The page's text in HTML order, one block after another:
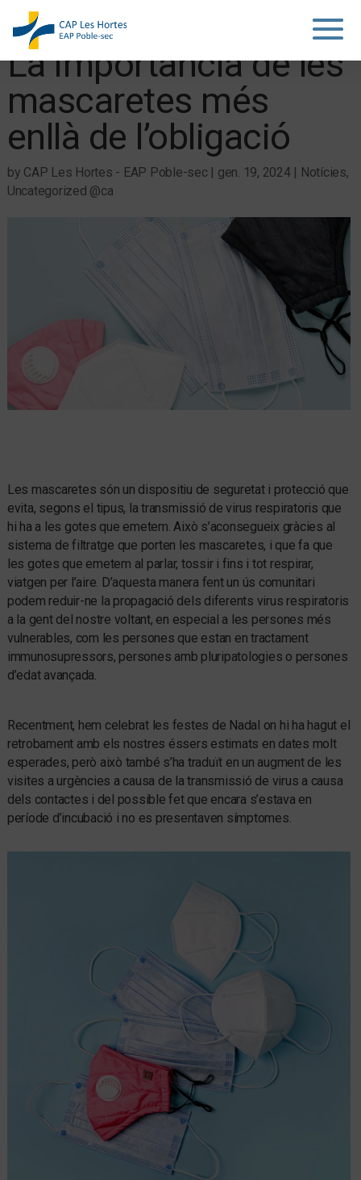
La importància de les
mascaretes més
enllà de l’obligació
by CAP Les Hortes - EAP Poble-sec| gen. 19, 2024| Notícies,
Uncategorized @ca
Les mascaretes són un dispositiu de seguretat i protecció que
evita, segons el tipus, la transmissió de virus respiratoris que
hi ha a les gotes que emetem. Això s’aconsegueix gràcies al
sistema de filtratge que porten les mascaretes, i que fa que
les gotes que emetem al parlar, tossir i fins i tot respirar,
viatgen per l’aire. D’aquesta manera fent un ús comunitari
podem reduir-ne la propagació dels diferents virus respiratoris
a la gent del nostre voltant, en especial a les persones més
vulnerables, com les persones que estan en tractament
immunosupressors, persones amb pluripatologies o persones
d’edat avançada.
Recentment, hem celebrat les festes de Nadal on hi ha hagut el
retrobament amb els nostres éssers estimats en dates molt
esperades, però això també s’ha traduït en un augment de les
visites a urgències a causa de la transmissió de virus a causa
dels contactes i del possible fet que encara s’estava en
període d’incubació i no es presentaven símptomes.